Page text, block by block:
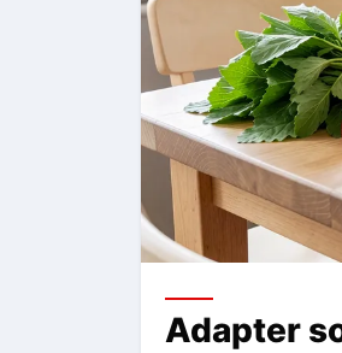
Adapter